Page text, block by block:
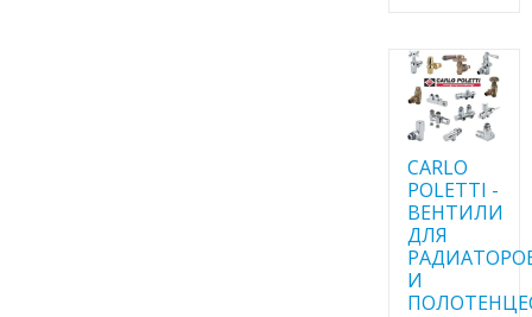
CARLO
POLETTI -
ВЕНТИЛИ
ДЛЯ
И